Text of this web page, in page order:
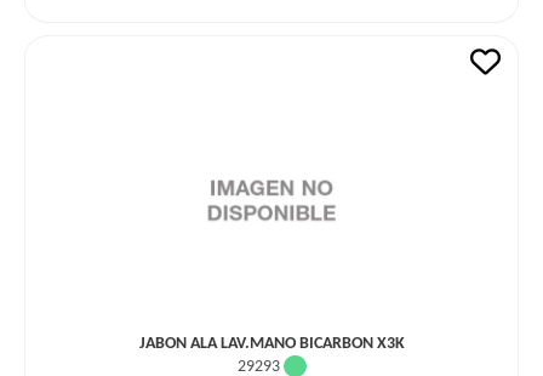
JABON ALA LAV.MANO BICARBON X3K
29293